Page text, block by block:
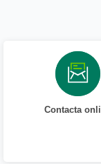
Contacta